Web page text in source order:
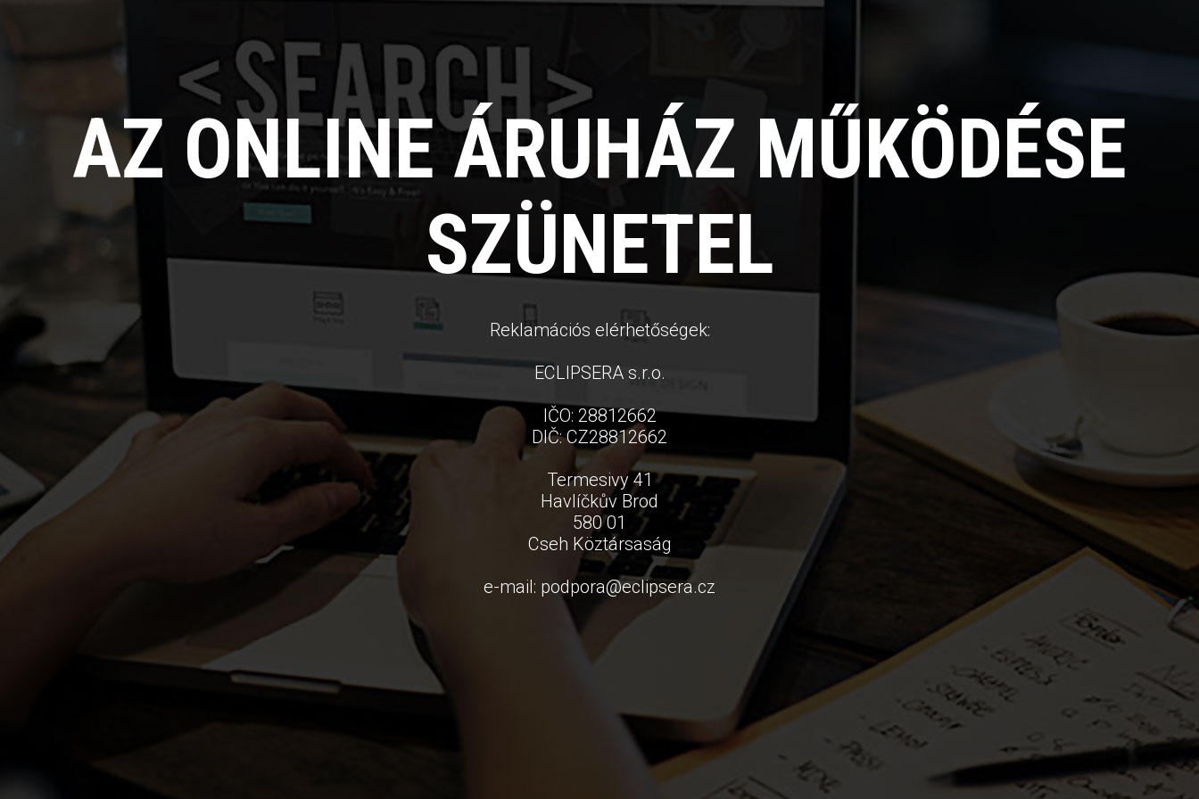
AZ ONLINE ÁRUHÁZ MŰKÖDÉSE
SZÜNETEL
Reklamációs elérhetőségek:
ECLIPSERA s.r.o.
IČO: 28812662
DIČ: CZ28812662
Termesivy 41
Havlíčkův Brod
580 01
Cseh Köztársaság
e-mail: podpora@eclipsera.cz